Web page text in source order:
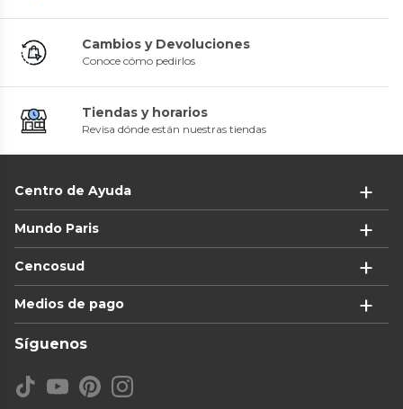
Cambios y Devoluciones
Conoce cómo pedirlos
Tiendas y horarios
Revisa dónde están nuestras tiendas
Centro de Ayuda
Mundo Paris
Cencosud
Medios de pago
Síguenos